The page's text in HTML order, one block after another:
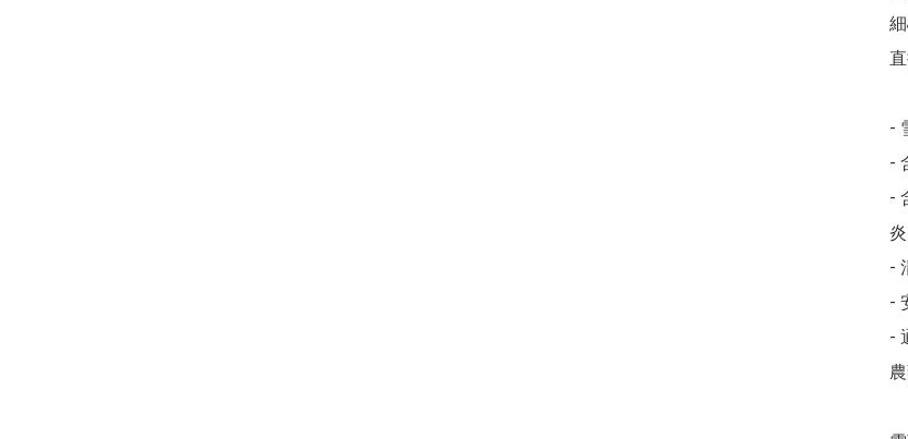
-
-
-
-
-
-